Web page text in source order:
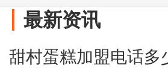
最新资讯
甜村蛋糕加盟电话多